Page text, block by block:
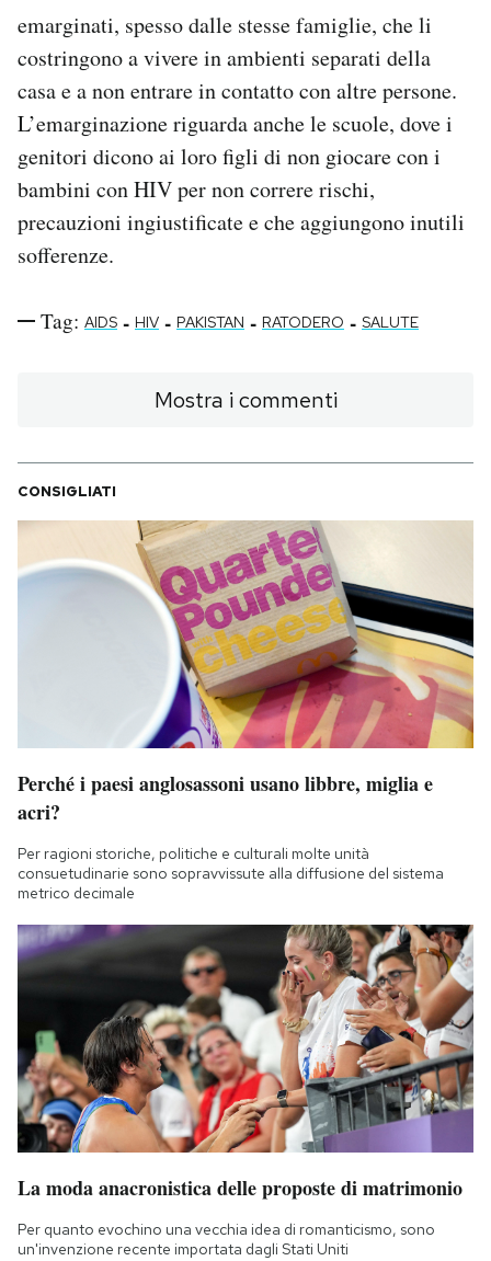
emarginati, spesso dalle stesse famiglie, che li
costringono a vivere in ambienti separati della
casa e a non entrare in contatto con altre persone.
L’emarginazione riguarda anche le scuole, dove i
genitori dicono ai loro figli di non giocare con i
bambini con HIV per non correre rischi,
precauzioni ingiustificate e che aggiungono inutili
sofferenze.
Tag: AIDS - HIV - PAKISTAN - RATODERO - SALUTE
Mostra i commenti
CONSIGLIATI
Perché i paesi anglosassoni usano libbre, miglia e
acri?
Per ragioni storiche, politiche e culturali molte unità
consuetudinarie sono sopravvissute alla diffusione del sistema
metrico decimale
La moda anacronistica delle proposte di matrimonio
Per quanto evochino una vecchia idea di romanticismo, sono
un'invenzione recente importata dagli Stati Uniti